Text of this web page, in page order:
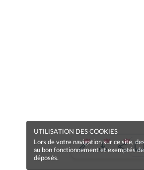
UTILISATION DES COOKIES
Lors de votre navigation sur ce site,
au bon fonctionnement et exemptés
déposés.